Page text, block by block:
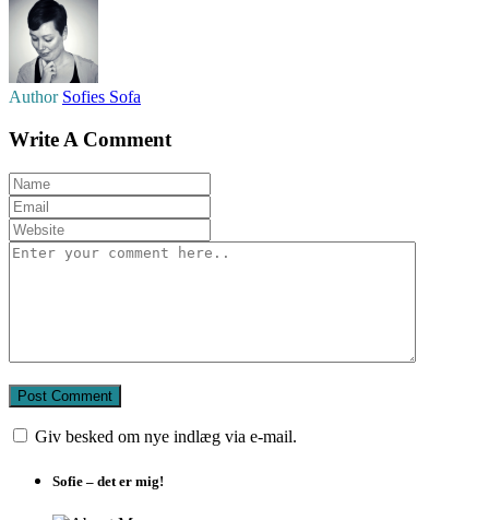
Author Sofies Sofa
Write A Comment
Giv besked om nye indlæg via e-mail.
Sofie – det er mig!